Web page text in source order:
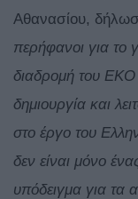
Αθανασίου,
περήφανοι για το
διαδρομή του
δημιουργία και
στο έργο του
δεν είναι μόνο
υπόδειγμα για τα